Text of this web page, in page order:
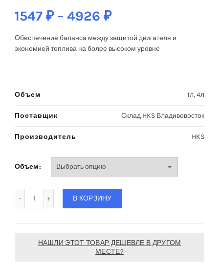
1547 ₽– 4926 ₽
Обеспечение баланса между защитой двигателя и
экономией топлива на более высоком уровне
Объем 1л, 4л
Поставщик Склад HKS Владивовосток
Производитель HKS
Объем
В КОРЗИНУ
НАШЛИ ЭТОТ ТОВАР ДЕШЕВЛЕ В ДРУГОМ
МЕСТЕ?